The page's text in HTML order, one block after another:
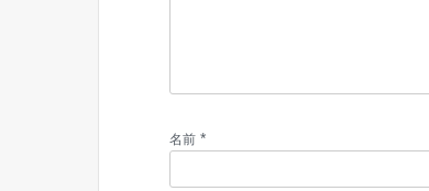
名前 *